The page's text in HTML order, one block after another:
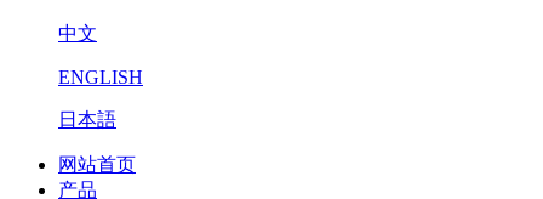
中文
ENGLISH
日本語
网站首页
产品